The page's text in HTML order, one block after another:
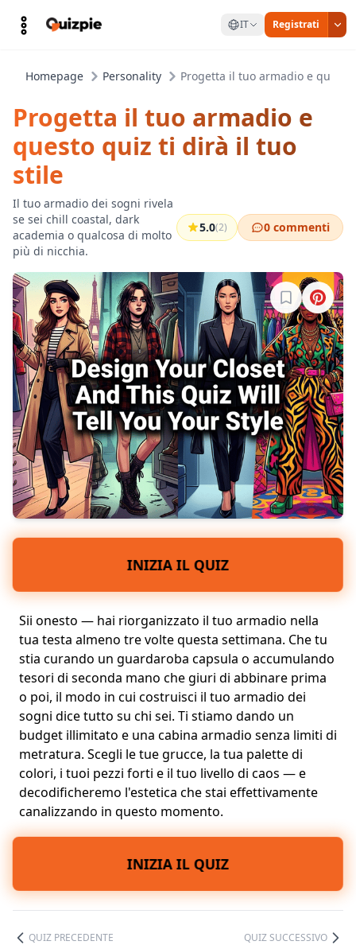
IT Registrati
Homepage Personality Progetta il tuo armadio e
Progetta il tuo armadio e
questo quiz ti dirà il tuo
stile
Il tuo armadio dei sogni rivela
se sei chill coastal, dark
academia o qualcosa di molto
più di nicchia.
5.0(2) 0 commenti
Accedi per
INIZIA IL QUIZ
Sii onesto — hai riorganizzato il tuo armadio nella
tua testa almeno tre volte questa settimana. Che tu
stia curando un guardaroba capsula o accumulando
tesori di seconda mano che giuri di abbinare prima
o poi, il modo in cui costruisci il tuo armadio dei
sogni dice tutto su chi sei. Ti stiamo dando un
budget illimitato e una cabina armadio senza limiti di
metratura. Scegli le tue grucce, la tua palette di
colori, i tuoi pezzi forti e il tuo livello di caos — e
decodificheremo l'estetica che stai effettivamente
canalizzando in questo momento.
INIZIA IL QUIZ
QUIZ PRECEDENTE QUIZ SUCCESSIVO